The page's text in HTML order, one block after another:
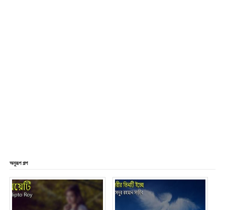
অনুরূপ গল্প